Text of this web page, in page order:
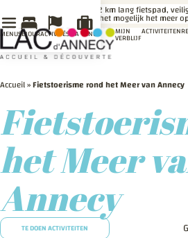
SAVIEZ-
VOUS ?
Een 42 km lang fietspad,
maakt het mogelijk het meer
MIJN
VERBLIJF
ACTIVITEITEN
MENUSÉJOURACTIVITÉSMA VENUE
Accueil»Fietstoerisme rond het Meer van Annecy
het Meer
Annecy
TE DOEN ACTIVITEITEN